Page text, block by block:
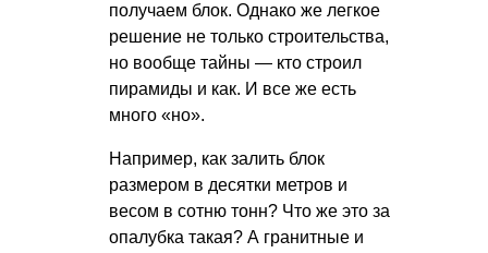
получаем блок. Однако же легкое
решение не только строительства,
но вообще тайны — кто строил
пирамиды и как. И все же есть
много «но».
Например, как залить блок
размером в десятки метров и
весом в сотню тонн? Что же это за
опалубка такая? А гранитные и